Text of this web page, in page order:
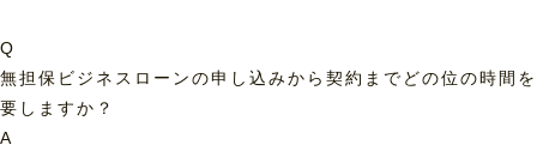
Q
無担保ビジネスローンの申し込みから契約までどの位の時間を
要しますか？
A